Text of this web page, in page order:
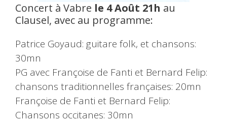
Concert à Vabre le 4 Août 21h au
Clausel, avec au programme:
Patrice Goyaud: guitare folk, et chansons:
30mn
PG avec Françoise de Fanti et Bernard Felip:
chansons traditionnelles françaises: 20mn
Françoise de Fanti et Bernard Felip:
Chansons occitanes: 30mn